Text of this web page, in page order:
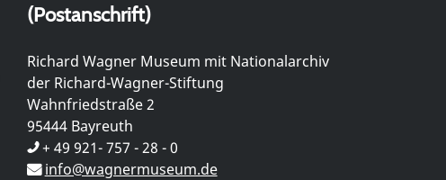
(Postanschrift)
Richard Wagner Museum mit Nationalarchiv
der Richard-Wagner-Stiftung
Wahnfriedstraße 2
95444 Bayreuth
+ 49 921- 757 - 28 - 0
info@wagnermuseum.de